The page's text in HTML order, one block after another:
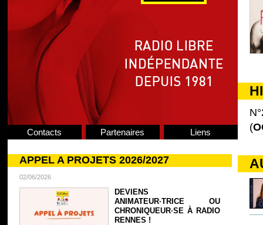
Contacts Partenaires Liens
APPEL A PROJETS 2026/2027
02/06/2026
DEVIENS
ANIMATEUR·TRICE OU
CHRONIQUEUR·SE À RADIO
RENNES !
(